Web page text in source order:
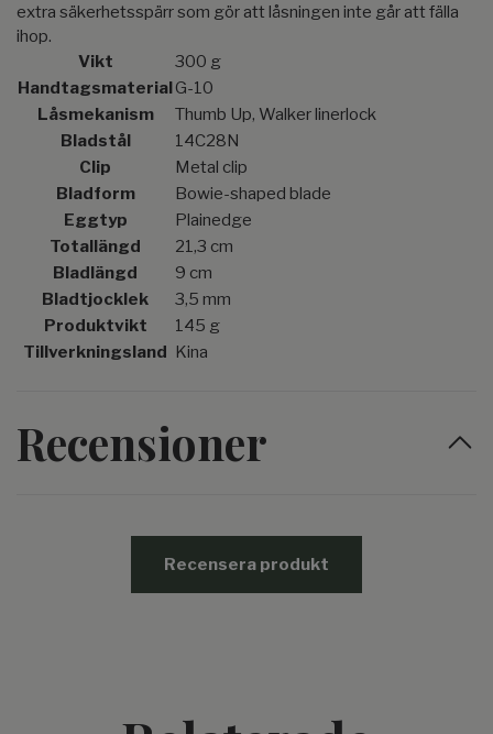
extra säkerhetsspärr som gör att låsningen inte går att fälla
ihop.
Vikt
300 g
HandtagsmaterialG-10
Låsmekanism
Thumb Up, Walker linerlock
Bladstål
14C28N
Clip
Metal clip
Bladform
Bowie-shaped blade
Eggtyp
Plainedge
Totallängd
21,3 cm
Bladlängd
9 cm
Bladtjocklek
3,5 mm
Produktvikt
145 g
Tillverkningsland Kina
Recensioner
Recensera produkt